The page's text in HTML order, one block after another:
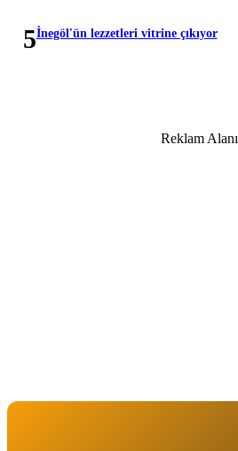
5İnegöl'ün lezzetleri vitrine çıkıyor
Reklam Alanı